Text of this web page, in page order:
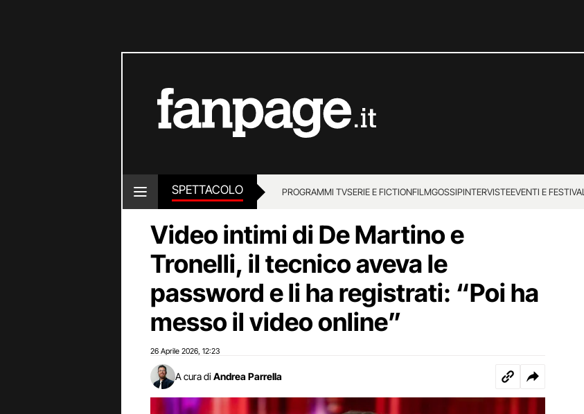
SPETTACOLO PROGRAMMI TVSERIE E FICTIONFILMGOSSIPINTERVISTEEVENTI E FESTIVAL
Video intimi di De Martino e
Tronelli, il tecnico aveva le
password e li ha registrati: “Poi ha
messo il video online”
26 Aprile 2026 12:23
A cura di Andrea Parrella